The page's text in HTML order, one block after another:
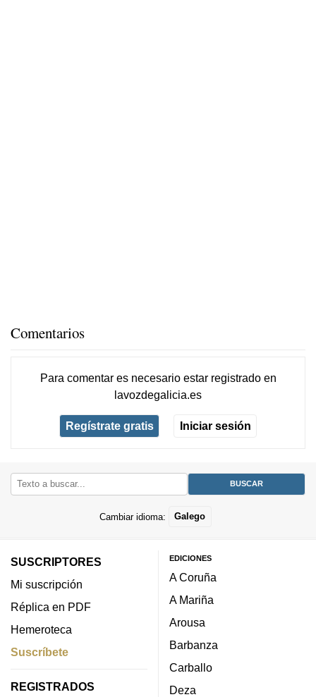
Comentarios
Para comentar es necesario estar registradoen
lavozdegalicia.es
Regístrate gratis Iniciar sesión
Cambiar idioma: Galego
SUSCRIPTORES
Mi suscripción
Réplica en PDF
Hemeroteca
Suscríbete
REGISTRADOS
EDICIONES
A Coruña
A Mariña
Arousa
Barbanza
Carballo
Deza